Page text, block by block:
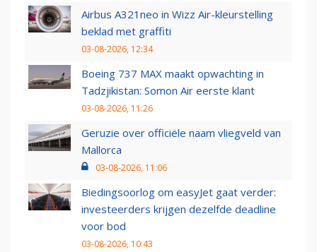
Airbus A321neo in Wizz Air-kleurstelling
beklad met graffiti
03-08-2026, 12:34
Boeing 737 MAX maakt opwachting in
Tadzjikistan: Somon Air eerste klant
03-08-2026, 11:26
Geruzie over officiële naam vliegveld van
Mallorca
03-08-2026, 11:06
Biedingsoorlog om easyJet gaat verder:
investeerders krijgen dezelfde deadline
voor bod
03-08-2026, 10:43